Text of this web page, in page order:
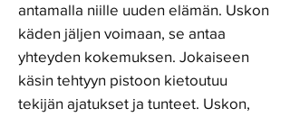
antamalla niille uuden elämän. Uskon
käden jäljen voimaan, se antaa
yhteyden kokemuksen. Jokaiseen
käsin tehtyyn pistoon kietoutuu
tekijän ajatukset ja tunteet. Uskon,